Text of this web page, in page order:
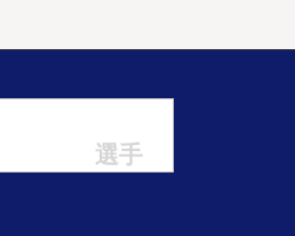
選手